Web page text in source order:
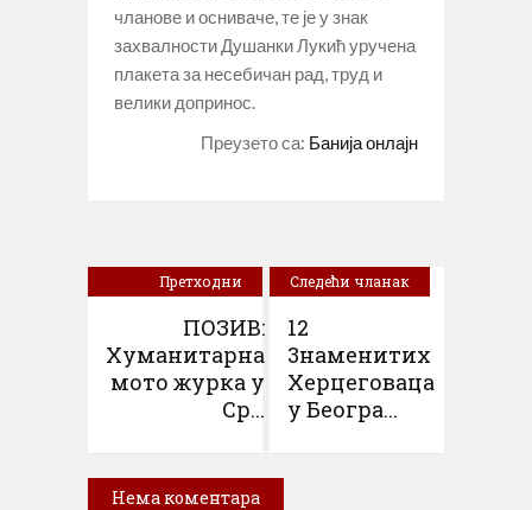
чланове и осниваче, те је у знак
захвалности Душанки Лукић уручена
плакета за несебичан рад, труд и
велики допринос.
Преузето са: Банија онлајн
Претходни
ПОЗИВ:
Хуманитарна
мото журка у
Ср...
Следећи чланак
12
3наменитих
Херцеговаца
у Београ...
Нема коментара